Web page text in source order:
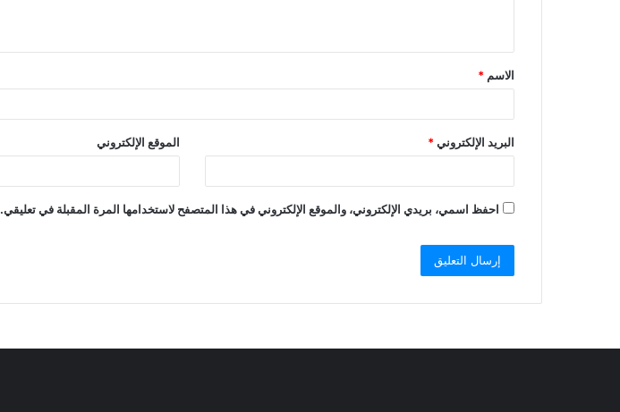
الاسم *
البريد الإلكتروني* الموقع الإلكتروني
احفظ اسمي، بريدي الإلكتروني، والموقع الإلكتروني في هذا المتصفح لاستخدامها المرة المقبلة في تعليقي.